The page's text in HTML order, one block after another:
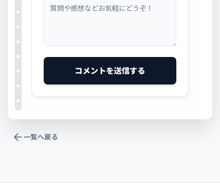
コメントを送信する
arrow_back 一覧へ戻る